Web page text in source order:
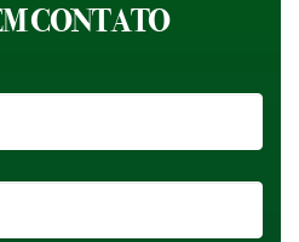
CONTATO